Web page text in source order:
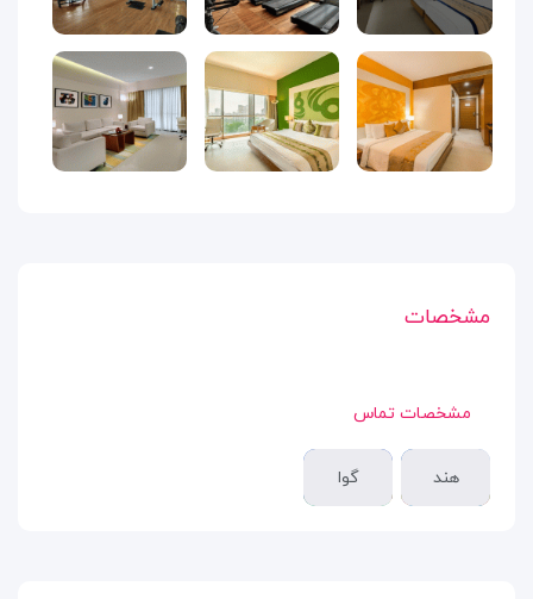
مشخصات
مشخصات تماس
هند گوا